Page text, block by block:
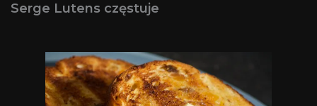
Serge Lutens częstuje